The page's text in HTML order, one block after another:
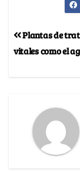
Plantas de
vitales como el